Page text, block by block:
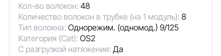
Кол-во волокон: 48
Количество волокон в трубке (на 1 модуль): 8
Тип волокна: Однорежим. (одномод.) 9/125
Категория (Cat): OS2
С разгрузкой натяжения: Да